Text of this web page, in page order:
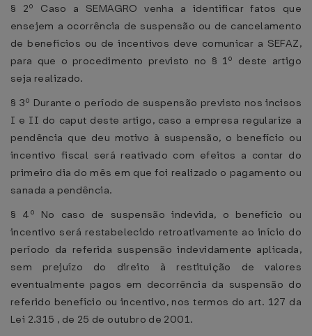
§ 2º Caso a SEMAGRO venha a identificar fatos que
ensejem a ocorrência de suspensão ou de cancelamento
de benefícios ou de incentivos deve comunicar a SEFAZ,
para que o procedimento previsto no § 1º deste artigo
seja realizado.
§ 3º Durante o período de suspensão previsto nos incisos
I e II do caput deste artigo, caso a empresa regularize a
pendência que deu motivo à suspensão, o benefício ou
incentivo fiscal será reativado com efeitos a contar do
primeiro dia do mês em que foi realizado o pagamento ou
sanada a pendência.
§ 4º No caso de suspensão indevida, o benefício ou
incentivo será restabelecido retroativamente ao início do
período da referida suspensão indevidamente aplicada,
sem prejuízo do direito à restituição de valores
eventualmente pagos em decorrência da suspensão do
referido benefício ou incentivo, nos termos do art. 127 da
Lei 2.315 , de 25 de outubro de 2001.